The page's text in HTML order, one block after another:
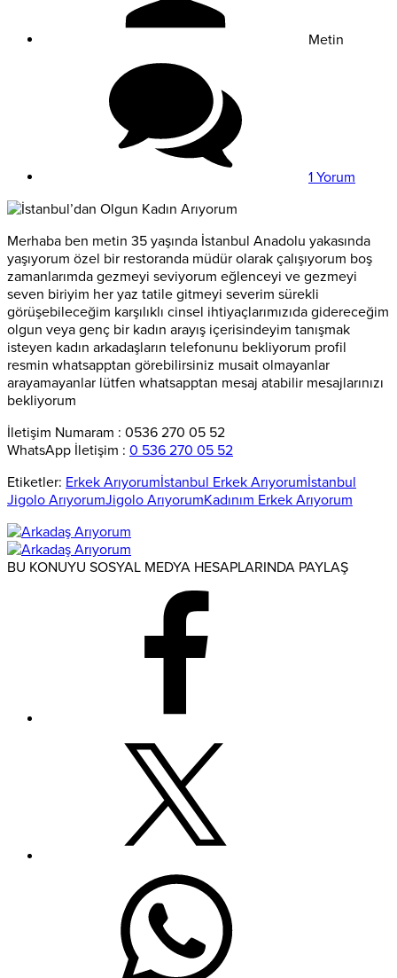
Metin
1 Yorum
Merhaba ben metin 35 yaşında İstanbul Anadolu yakasında
yaşıyorum özel bir restoranda müdür olarak çalışıyorum boş
zamanlarımda gezmeyi seviyorum eğlenceyi ve gezmeyi
seven biriyim her yaz tatile gitmeyi severim sürekli
görüşebileceğim karşılıklı cinsel ihtiyaçlarımızıda gidereceğim
olgun veya genç bir kadın arayış içerisindeyim tanışmak
isteyen kadın arkadaşların telefonunu bekliyorum profil
resmin whatsapptan görebilirsiniz musait olmayanlar
arayamayanlar lütfen whatsapptan mesaj atabilir mesajlarınızı
bekliyorum
İletişim Numaram : 0536 270 05 52
WhatsApp İletişim : 0 536 270 05 52
Etiketler: Erkek Arıyorumİstanbul Erkek Arıyorumİstanbul
Jigolo ArıyorumJigolo ArıyorumKadınım Erkek Arıyorum
BU KONUYU SOSYAL MEDYA HESAPLARINDA PAYLAŞ